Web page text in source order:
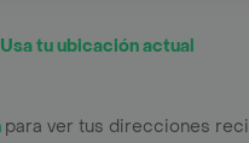
Usa tu ubicación actual
para ver tus direcciones